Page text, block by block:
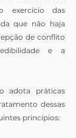
exercício das
que não haja
de conflito
e a
adota práticas
dessas
princípios: